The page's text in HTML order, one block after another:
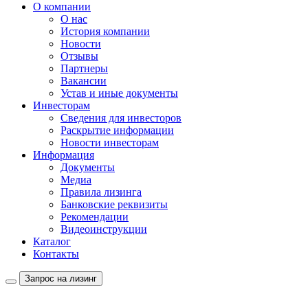
О компании
О нас
История компании
Новости
Отзывы
Партнеры
Вакансии
Устав и иные документы
Инвесторам
Сведения для инвесторов
Раскрытие информации
Новости инвесторам
Информация
Документы
Медиа
Правила лизинга
Банковские реквизиты
Рекомендации
Видеоинструкции
Каталог
Контакты
Запрос на лизинг